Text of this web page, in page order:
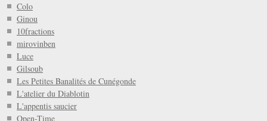
Colo
Ginou
10fractions
mirovinben
Luce
Gilsoub
Les Petites Banalités de Cunégonde
L'atelier du Diablotin
L'appentis saucier
Open-Time